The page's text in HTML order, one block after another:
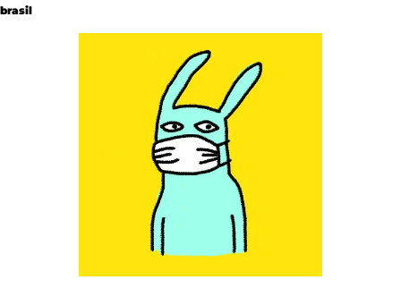
brasil